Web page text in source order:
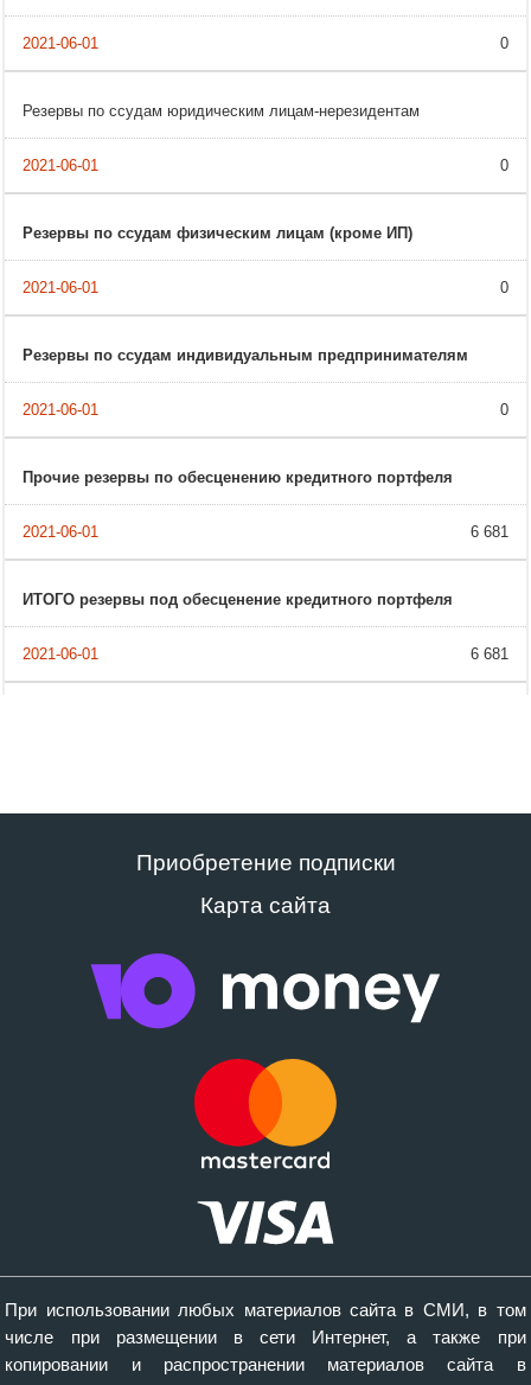
0
Резервы по ссудам юридическим лицам-нерезидентам
0
Резервы по ссудам физическим лицам (кроме ИП)
0
Резервы по ссудам индивидуальным предпринимателям
0
Прочие резервы по обесценению кредитного портфеля
6 681
ИТОГО резервы под обесценение кредитного портфеля
6 681
Приобретение подписки
Карта сайта
При использовании любых материалов сайта в СМИ, в том
числе при размещении в сети Интернет, а также при
копировании и распространении материалов сайта в